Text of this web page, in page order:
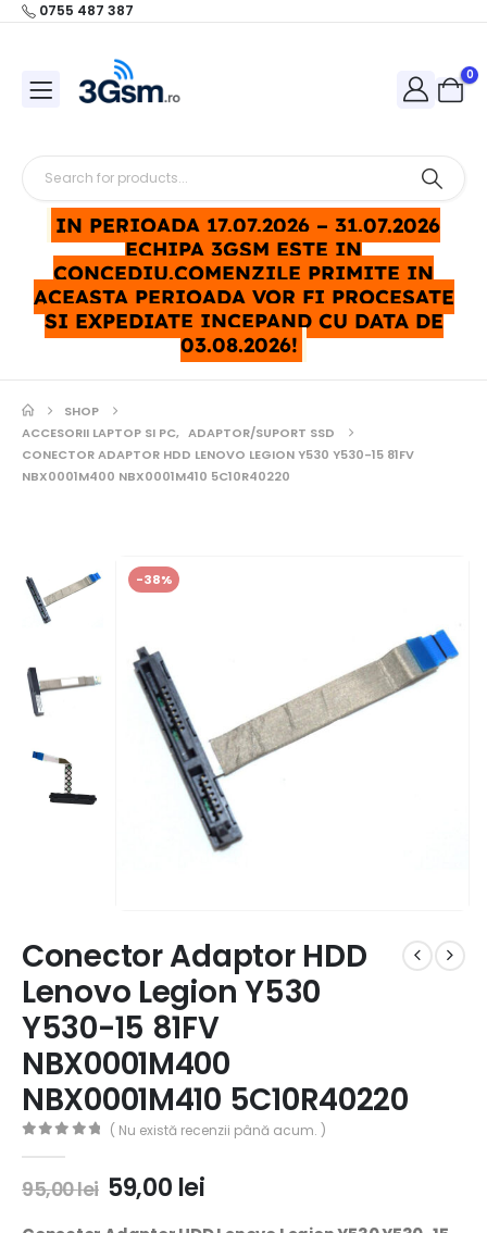
0755 487 387
0
IN PERIOADA 17.07.2026 – 31.07.2026
ECHIPA 3GSM ESTE IN
CONCEDIU.COMENZILE PRIMITE IN
ACEASTA PERIOADA VOR FI PROCESATE
SI EXPEDIATE INCEPAND CU DATA DE
03.08.2026!
SHOP
ACCESORII LAPTOP SI PC, ADAPTOR/SUPORT SSD
CONECTOR ADAPTOR HDD LENOVO LEGION Y530 Y530-15 81FV
NBX0001M400 NBX0001M410 5C10R40220
-38%
Conector Adaptor HDD
Lenovo Legion Y530
Y530-15 81FV
NBX0001M400
NBX0001M410 5C10R40220
( Nu există recenzii până acum. )
95,00lei 59,00 lei